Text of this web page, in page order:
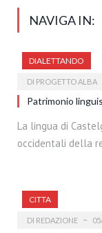
NAVIGA IN:
DIALETTANDO
DI PROGETTO ALBA
Patrimonio
La lingua di
occidentali della
CITTA
DI REDAZIONE